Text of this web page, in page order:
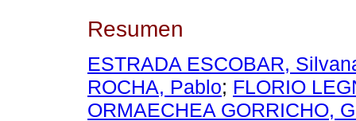
Resumen
ESTRADA ESCOBAR,
ROCHA, Pablo; FLORIO
ORMAECHEA GORRICHO,